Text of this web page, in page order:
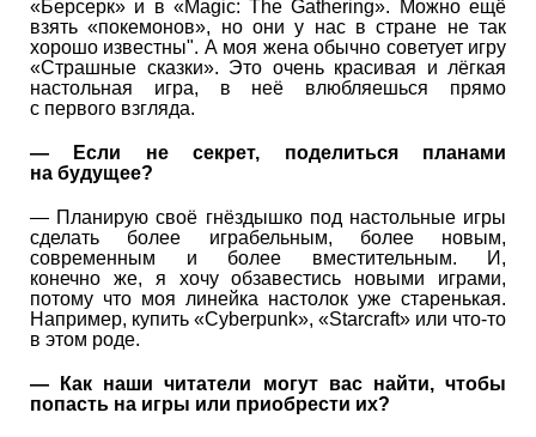
«Берсерк» и в «Magic: The Gathering». Можно ещё
взять «покемонов», но они у нас в стране не так
хорошо известны". А моя жена обычно советует игру
«Страшные сказки». Это очень красивая и лёгкая
настольная игра, в неё влюбляешься прямо
с первого взгляда.
— Если не секрет, поделиться планами
на будущее?
— Планирую своё гнёздышко под настольные игры
сделать более играбельным, более новым,
современным и более вместительным. И,
конечно же, я хочу обзавестись новыми играми,
потому что моя линейка настолок уже старенькая.
Например, купить «Cyberpunk», «Starcraft» или что-то
в этом роде.
— Как наши читатели могут вас найти, чтобы
попасть на игры или приобрести их?